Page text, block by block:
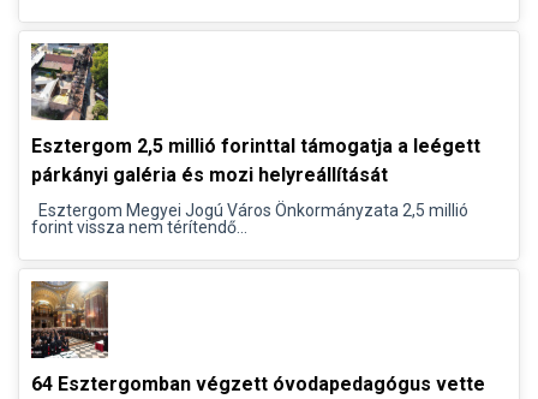
Esztergom 2,5 millió forinttal támogatja a leégett
párkányi galéria és mozi helyreállítását
Esztergom Megyei Jogú Város Önkormányzata 2,5 millió
forint vissza nem térítendő...
64 Esztergomban végzett óvodapedagógus vette